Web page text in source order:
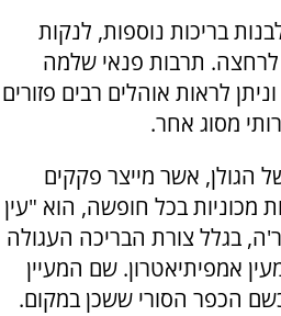
בריכות נוספות, לנקות
לרחצה. תרבות פנאי שלמה
לראות אוהלים רבים פזורים
מסוג אחר.
הגולן, אשר מייצר פקקים
מכוניות בכל חופשה, הוא "עין
בגלל צורת הבריכה העגולה
אמפיתיאטרון. שם המעיין
הכפר הסורי ששכן במקום.